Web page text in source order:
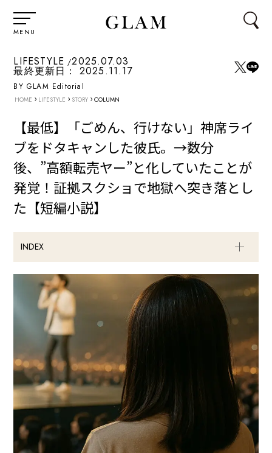
MENU
LIFESTYLE 2025.07.03
最終更新日： 2025.11.17
BY GLAM Editorial
HOME › LIFESTYLE › STORY › COLUMN
【最低】「ごめん、行けない」神席ライ
ブをドタキャンした彼氏。→数分
後、”高額転売ヤー”と化していたことが
発覚！証拠スクショで地獄へ突き落とし
た【短編小説】
INDEX